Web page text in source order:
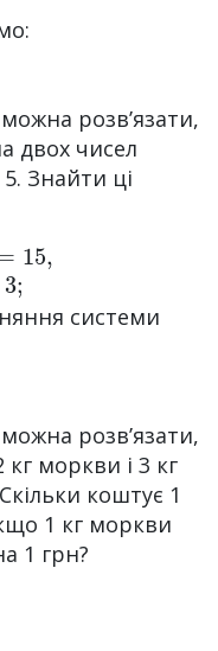
розв’язати,
двох чисел
Знайти ці
, 3x–
системи
розв’язати,
кг моркви і 3 кг
коштує 1
1 кг моркви
1 грн?